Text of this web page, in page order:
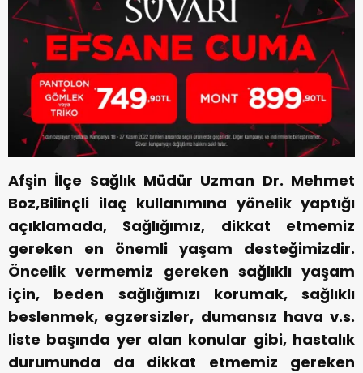
Afşin İlçe Sağlık Müdür Uzman Dr. Mehmet
Boz,Bilinçli ilaç kullanımına yönelik yaptığı
açıklamada, Sağlığımız, dikkat etmemiz
gereken en önemli yaşam desteğimizdir.
Öncelik vermemiz gereken sağlıklı yaşam
için, beden sağlığımızı korumak, sağlıklı
beslenmek, egzersizler, dumansız hava v.s.
liste başında yer alan konular gibi, hastalık
durumunda da dikkat etmemiz gereken